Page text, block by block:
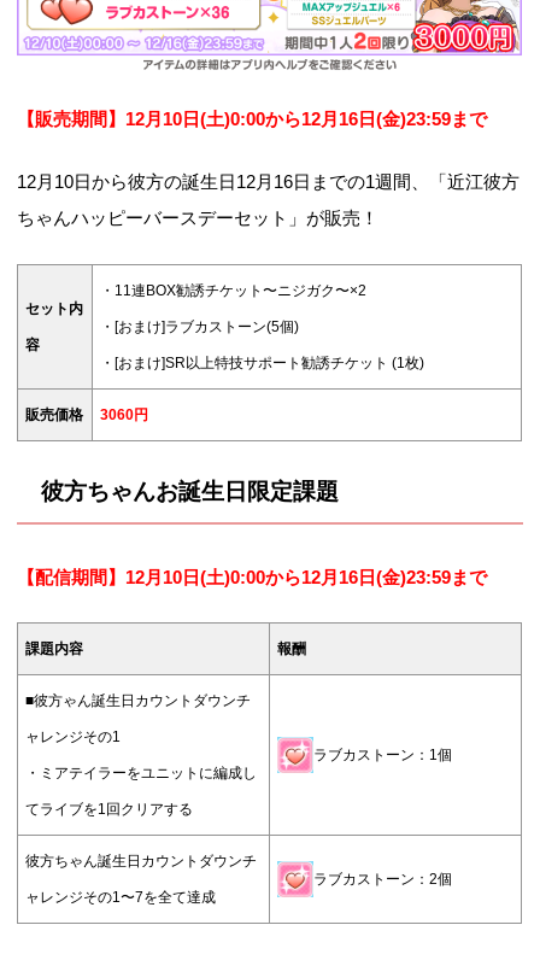
【販売期間】12月10 日(土)0:00から12月16日(金)23:59まで
12月10日から彼方の誕生日12月16日までの1週間、「近江彼方
ちゃんハッピーバースデーセット」が販売！
セット内
容
・11連BOX勧誘チケット〜ニジガク〜×2
・[おまけ]ラブカストーン(5個)
・[おまけ]SR以上特技サポート勧誘チケット (1枚)
販売価格 3060円
彼方ちゃんお誕生日限定課題
【配信期間】12月10 日(土)0:00から12月16日(金)23:59まで
課題内容 報酬
■彼方ゃん誕生日カウントダウンチ
ャレンジその1
・ミアテイラーをユニットに編成し
てライブを1回クリアする
ラブカストーン：1個
彼方ちゃん誕生日カウントダウンチ
ャレンジその1〜7を全て達成
ラブカストーン：2個